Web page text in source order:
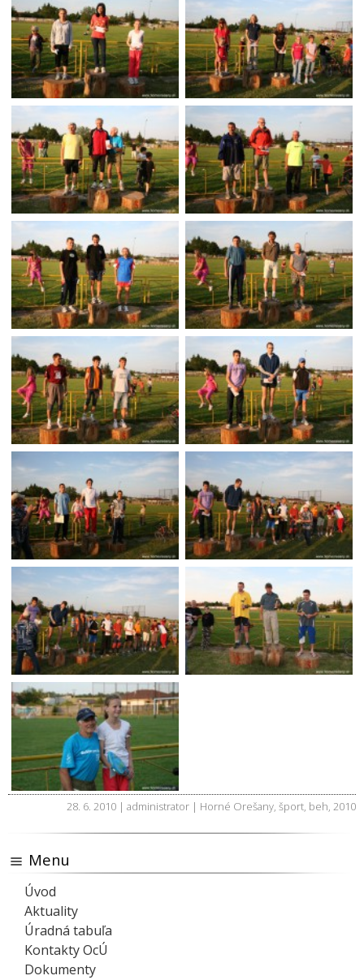
28. 6. 2010 | administrator | Horné Orešany, šport, beh, 2010
Menu
Úvod
Aktuality
Úradná tabuľa
Kontakty OcÚ
Dokumenty